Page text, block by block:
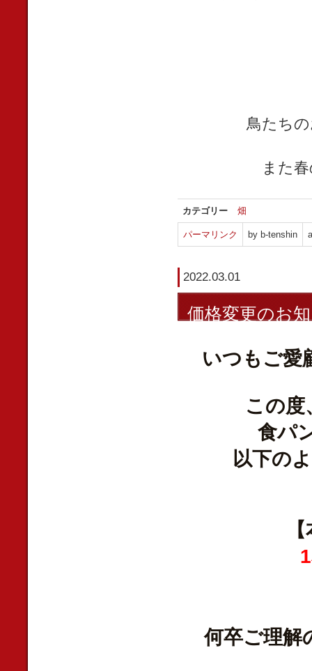
鳥たち
また
カテゴリー 畑
パーマリンク by b-tenshin
2022.03.01
価格変更のお
いつもご愛
この度
食パ
以下の
何卒ご理解